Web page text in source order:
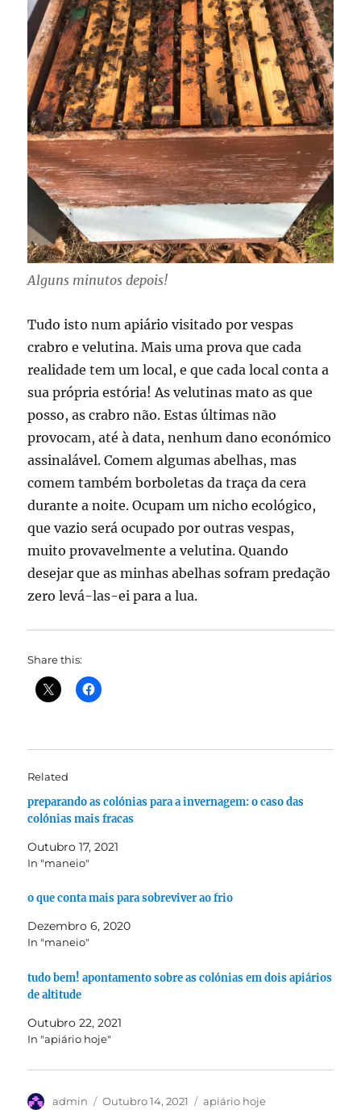
Alguns minutos depois!
Tudo isto num apiário visitado por vespas
crabro e velutina. Mais uma prova que cada
realidade tem um local, e que cada local conta a
sua própria estória! As velutinas mato as que
posso, as crabro não. Estas últimas não
provocam, até à data, nenhum dano económico
assinalável. Comem algumas abelhas, mas
comem também borboletas da traça da cera
durante a noite. Ocupam um nicho ecológico,
que vazio será ocupado por outras vespas,
muito provavelmente a velutina. Quando
desejar que as minhas abelhas sofram predação
zero levá-las-ei para a lua.
Share this:
Related
preparando as colónias para a invernagem: o caso das
colónias mais fracas
Outubro 17, 2021
In "maneio"
o que conta mais para sobreviver ao frio
Dezembro 6, 2020
In "maneio"
tudo bem! apontamento sobre as colónias em dois apiários
de altitude
Outubro 22, 2021
In "apiário hoje"
Autor
admin
Publicado
Outubro 14, 2021 Categorias
apiário hoje